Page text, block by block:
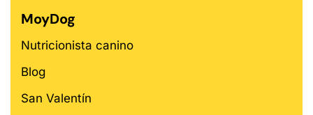
MoyDog
Nutricionista canino
Blog
San Valentín